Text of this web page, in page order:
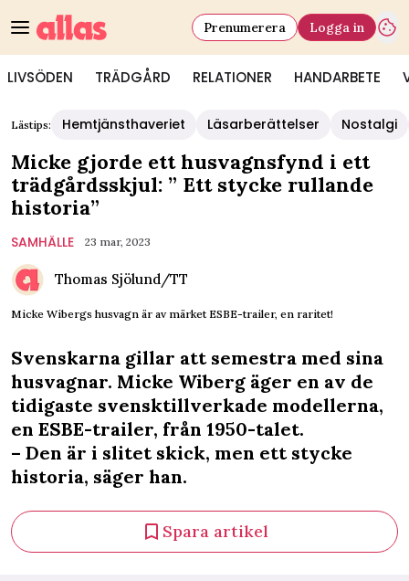
LIVSÖDEN TRÄDGÅRD RELATIONER HANDARBETE
Prenumerera Logga in
Lästips: Hemtjänsthaveriet Läsarberättelser Nostalgi
Micke gjorde ett husvagnsfynd i ett
trädgårdsskjul: ” Ett stycke rullande
historia”
SAMHÄLLE 23 mar, 2023
Thomas Sjölund/TT
Micke Wibergs husvagn är av märket ESBE-trailer, en raritet!
Svenskarna gillar att semestra med sina
husvagnar. Micke Wiberg äger en av de
tidigaste svensktillverkade modellerna,
en ESBE-trailer, från 1950-talet.
– Den är i slitet skick, men ett stycke
historia, säger han.
Spara artikel